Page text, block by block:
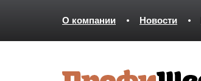
О компании Новости